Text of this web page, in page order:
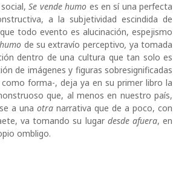
social,Se vende humo es en sí una perfecta
a la subjetividad escindida de
todo evento es alucinación, espejismo
humo de su extravío perceptivo,ya tomada
dentro de una cultura que tan solo es
de imágenes y figuras sobresignificadas
forma-, deja ya en su primer libro la
que, al menos en nuestro país,
a una otra narrativa que de a poco, con
va tomando su lugar desde afuera, en
su propio ombligo.